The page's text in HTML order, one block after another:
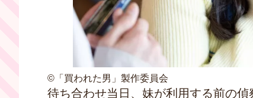
©「買われた男」製作委員会
待ち合わせ当日、妹が利用する前の